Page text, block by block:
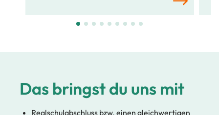
Das bringst du uns mit
Realschulabschluss bzw. einen gleichwertigen